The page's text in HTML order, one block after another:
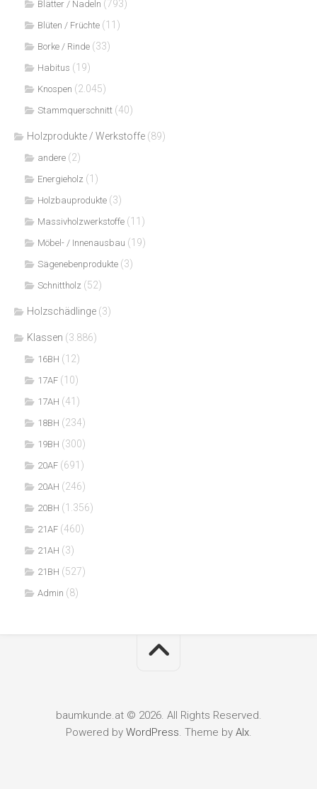
Blätter / Nadeln (793)
Blüten / Früchte (11)
Borke / Rinde (33)
Habitus (19)
Knospen (2.045)
Stammquerschnitt (40)
Holzprodukte / Werkstoffe (89)
andere (2)
Energieholz (1)
Holzbauprodukte (3)
Massivholzwerkstoffe (11)
Möbel- / Innenausbau (19)
Sägenebenprodukte (3)
Schnittholz (52)
Holzschädlinge (3)
Klassen (3.886)
16BH (12)
17AF (10)
17AH (41)
18BH (234)
19BH (300)
20AF (691)
20AH (246)
20BH (1.356)
21AF (460)
21AH (3)
21BH (527)
Admin (8)
baumkunde.at © 2026. All Rights Reserved.
Powered by WordPress. Theme by Alx.